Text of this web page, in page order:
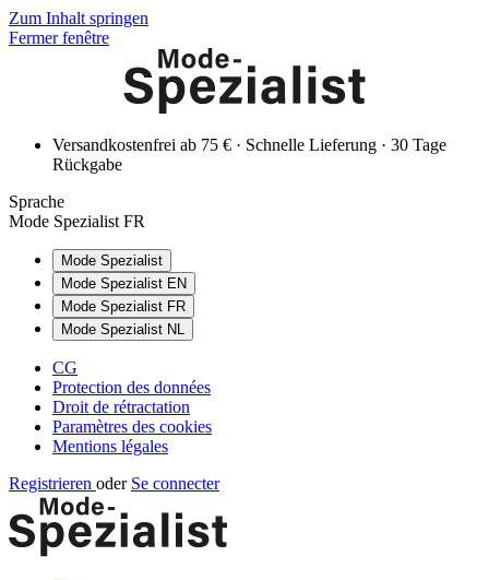
Zum Inhalt springen
Fermer fenêtre
Versandkostenfrei ab 75 € · Schnelle Lieferung · 30 Tage
Rückgabe
Sprache
Mode Spezialist FR
Mode Spezialist
Mode Spezialist EN
Mode Spezialist FR
Mode Spezialist NL
CG
Protection des données
Droit de rétractation
Paramètres des cookies
Mentions légales
Registrieren oder Se connecter